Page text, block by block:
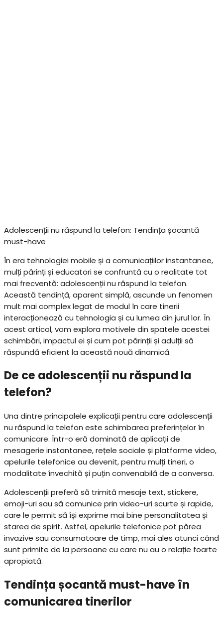
Adolescenții nu răspund la telefon: Tendința șocantă
must-have
În era tehnologiei mobile și a comunicațiilor instantanee,
mulți părinți și educatori se confruntă cu o realitate tot
mai frecventă: adolescenții nu răspund la telefon.
Această tendință, aparent simplă, ascunde un fenomen
mult mai complex legat de modul în care tinerii
interacționează cu tehnologia și cu lumea din jurul lor. În
acest articol, vom explora motivele din spatele acestei
schimbări, impactul ei și cum pot părinții și adulții să
răspundă eficient la această nouă dinamică.
De ce adolescenții nu răspund la
telefon?
Una dintre principalele explicații pentru care adolescenții
nu răspund la telefon este schimbarea preferințelor în
comunicare. Într-o eră dominată de aplicații de
mesagerie instantanee, rețele sociale și platforme video,
apelurile telefonice au devenit, pentru mulți tineri, o
modalitate învechită și puțin convenabilă de a conversa.
Adolescenții preferă să trimită mesaje text, stickere,
emoji-uri sau să comunice prin video-uri scurte și rapide,
care le permit să își exprime mai bine personalitatea și
starea de spirit. Astfel, apelurile telefonice pot părea
invazive sau consumatoare de timp, mai ales atunci când
sunt primite de la persoane cu care nu au o relație foarte
apropiată.
Tendința șocantă must-have în
comunicarea tinerilor